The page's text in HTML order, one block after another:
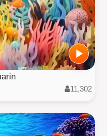
11,302